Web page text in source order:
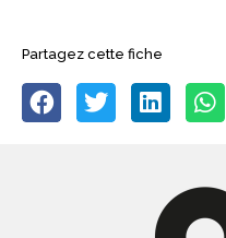
Partagez cette fiche